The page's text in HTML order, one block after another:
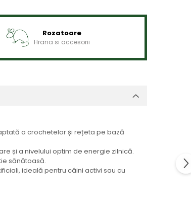
Rozatoare
Hrana si accesorii
a crochetelor și rețeta pe bază
și a nivelului optim de energie zilnică.
sănătoasă.
ideală pentru câini activi sau cu